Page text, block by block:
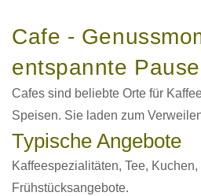
Cafe -
entspannte
Cafes sind beliebte Orte für
Speisen. Sie laden zum
Typische Angebote
Kaffeespezialitäten, Tee,
Frühstücksangebote.